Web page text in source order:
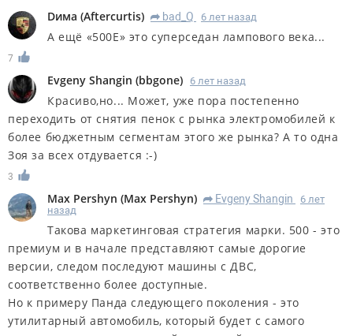
Dима (Aftercurtis) R bad_Q 6 лет назад
А ещё «500Е» это суперседан лампового века...
7
Evgeny Shangin (bbgone) 6 лет назад
Красиво,но... Может, уже пора постепенно
переходить от снятия пенок с рынка электромобилей к
более бюджетным сегментам этого же рынка? А то одна
Зоя за всех отдувается :-)
3
Max Pershyn (Max Pershyn) R Evgeny Shangin
6 лет
назад
Такова маркетинговая стратегия марки. 500 - это
премиум и в начале представляют самые дорогие
версии, следом последуют машины с ДВС,
соответственно более доступные.
Но к примеру Панда следующего поколения - это
утилитарный автомобиль, который будет с самого